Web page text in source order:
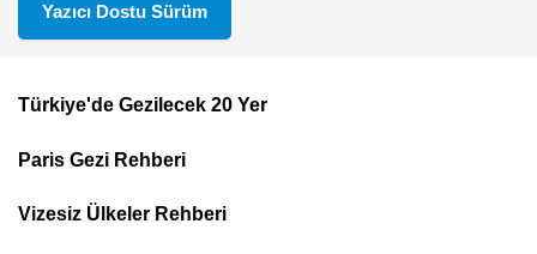
Yazıcı Dostu Sürüm
Footer
Top
Menu
Türkiye'de Gezilecek 20 Yer
Paris Gezi Rehberi
Vizesiz Ülkeler Rehberi